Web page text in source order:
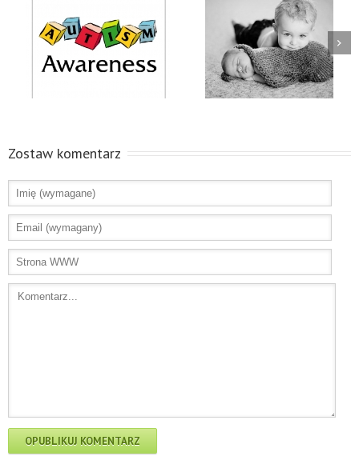
Zostaw komentarz